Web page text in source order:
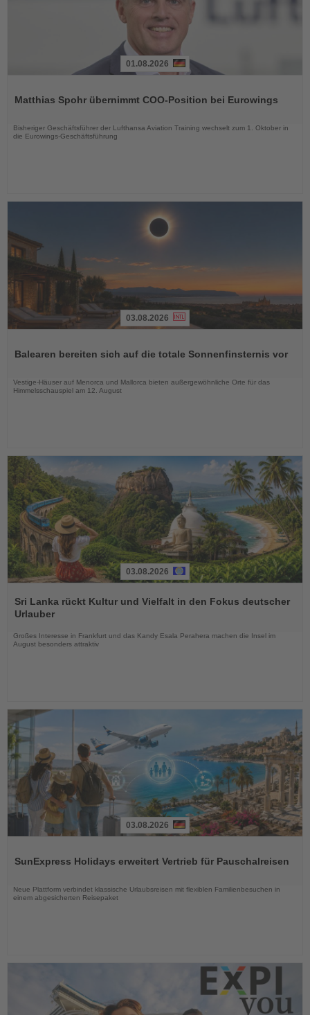
die
01.08.2026
Matthias Spohr übernimmt COO-Position bei Eurowings
Bisheriger Geschäftsführer der Lufthansa Aviation Training wechselt zum 1. Oktober in
die Eurowings-Geschäftsführung
die
03.08.2026
Balearen bereiten sich auf die totale Sonnenfinsternis vor
Vestige-Häuser auf Menorca und Mallorca bieten außergewöhnliche Orte für das
Himmelsschauspiel am 12. August
Sie
die
03.08.2026
Sri Lanka rückt Kultur und Vielfalt in den Fokus deutscher
Urlauber
Großes Interesse in Frankfurt und das Kandy Esala Perahera machen die Insel im
August besonders attraktiv
die
03.08.2026
SunExpress Holidays erweitert Vertrieb für Pauschalreisen
Neue Plattform verbindet klassische Urlaubsreisen mit flexiblen Familienbesuchen in
einem abgesicherten Reisepaket